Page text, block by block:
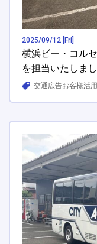
2025/09/12 [Fri]
横浜ビー・コル
を担当いたしま
交通広告お客様活